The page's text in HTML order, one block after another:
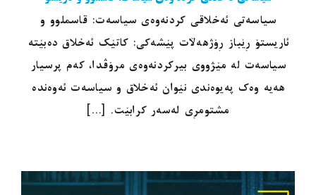
سیاسەتی ئەخلاقی کردنەوەی سیاسەت: قاسملوو و
ئاریستۆ ڕێباز ڕۆژهەڵات پێشەکی: کاتێک ئەخلاق دەبێتە
سیاسەت لە مێژووی بیرکردنەوەی مرۆڤدا، کەم پرسیار
هەیە وەک پەیوەندی نێوان ئەخلاق و سیاسەت ئەوەندە
مشتومڕی لەسەر کرابێت. [...]